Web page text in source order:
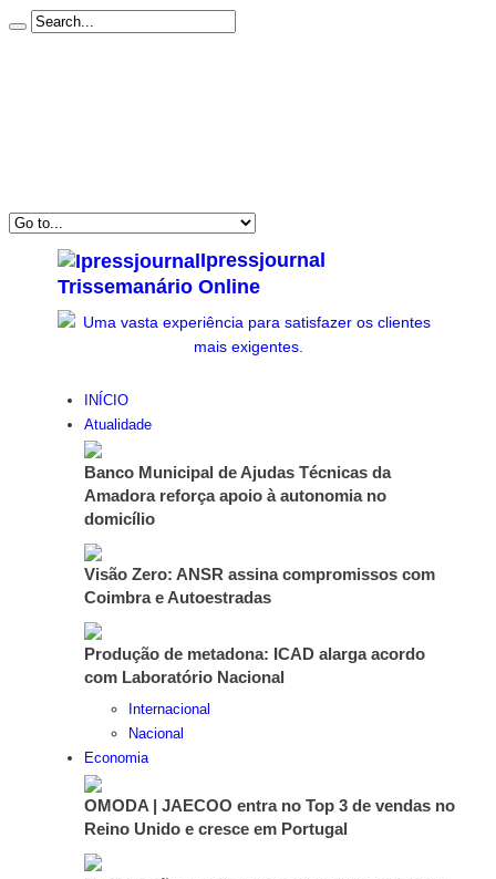
Ipressjournal
Trissemanário Online
INÍCIO
Atualidade
Banco Municipal de Ajudas Técnicas da
Amadora reforça apoio à autonomia no
domicílio
Visão Zero: ANSR assina compromissos com
Coimbra e Autoestradas
Produção de metadona: ICAD alarga acordo
com Laboratório Nacional
Internacional
Nacional
Economia
OMODA | JAECOO entra no Top 3 de vendas no
Reino Unido e cresce em Portugal